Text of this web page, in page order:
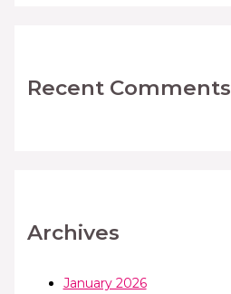
Recent Comments
Archives
January 2026